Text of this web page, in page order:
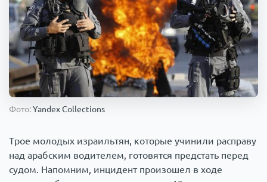
Коронавирус
Происшествия
Армия
ЧП И КРИМИНАЛ
1000 мелочей
Фото:Yandex Collections
Трое молодых израильтян, которые учинили расправу
над арабским водителем, готовятся предстать перед
судом. Напомним, инцидент произошел в ходе